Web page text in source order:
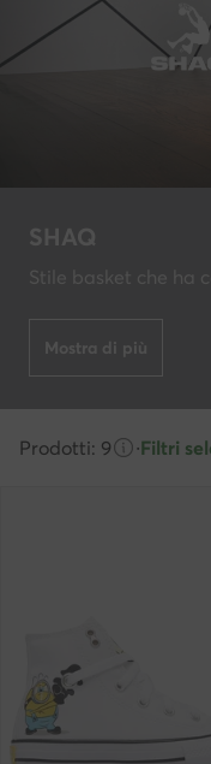
SHAQ
Stile basket che ha
Mostra di più
Prodotti: 9 ·Filtri